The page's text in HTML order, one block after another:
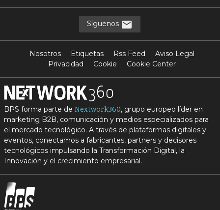
Síguenos
Nosotros Etiquetas Rss Feed
Aviso Legal
Privacidad
Cookie Cookie Center
BPS forma parte de Nextwork360, grupo europeo líder en
marketing B2B, comunicación y medios especializados para
el mercado tecnológico. A través de plataformas digitales y
eventos, conectamos a fabricantes, partners y decisores
tecnológicos impulsando la Transformación Digital, la
Innovación y el crecimiento empresarial.